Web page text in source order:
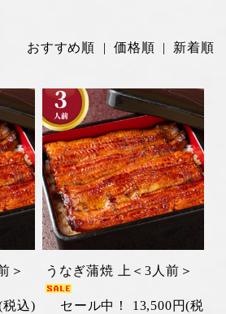
おすすめ順 | 価格順 | 新着順
＞
税込)
うなぎ蒲焼 上＜3人前＞
セール中！ 13,500円(税